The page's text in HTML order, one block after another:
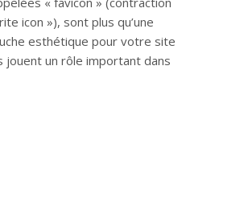
icon »), sont plus qu’une
esthétique pour votre site
jouent un rôle important dans